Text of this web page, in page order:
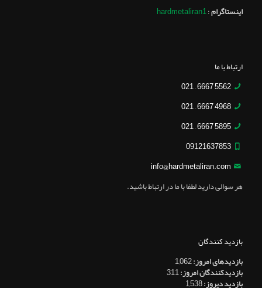
اینستاگرام:
hardmetaliran1
ارتباط با ما
5562 6667 – 021
4968 6667 – 021
5895 6667 – 021
09121637853
info@hardmetaliran.com
هر سوالی دارید لطفا با ما در ارتباط باشید.
بازدید کنندگان
بازدیدهای امروز:1,062
بازدیدکنندگان امروز:311
بازدید دیروز:1,538